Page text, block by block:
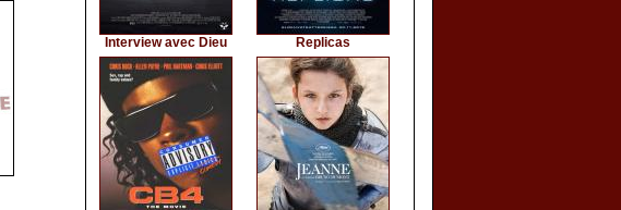
Interview avec Dieu Replicas